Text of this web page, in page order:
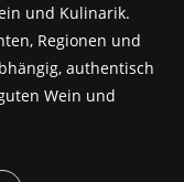
und Kulinarik.
Regionen und
authentisch
Wein und